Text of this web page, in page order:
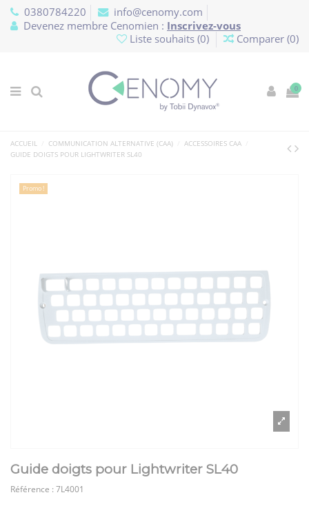
0380784220
info@cenomy.com
Devenez membre Cenomien : Inscrivez-vous
Liste souhaits (0) Comparer (0)
0
ACCUEIL COMMUNICATION ALTERNATIVE (CAA)
ACCESSOIRES CAA
GUIDE DOIGTS POUR LIGHTWRITER SL40
Promo !
Guide doigts pour Lightwriter SL40
Référence : 7L4001
Panneau de gestion des cookies